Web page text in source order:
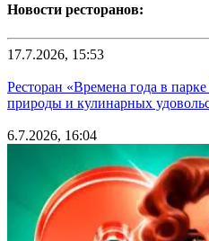
Новости ресторанов:
17.7.2026, 15:53
Ресторан «Времена года в
природы и кулинарных
6.7.2026, 16:04